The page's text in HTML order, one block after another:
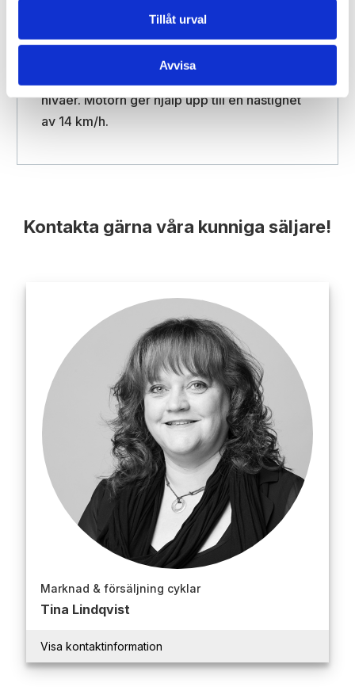
Tillåt urval
Avvisa
Som tillval finns Side-by-side med
elhjälpmotor. Motorn hjälper till vid tunga
nivåer. Motorn ger hjälp upp till en hastighet
av 14 km/h.
Kontakta gärna våra kunniga säljare!
Marknad & försäljning cyklar
Tina Lindqvist
Visa kontaktinformation